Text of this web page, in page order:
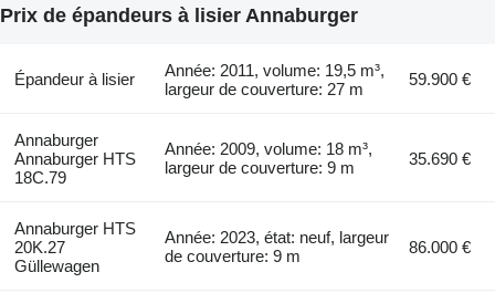
Prix de épandeurs à lisier Annaburger
Épandeur à lisier
Année: 2011, volume: 19,5 m³,
largeur de couverture: 27 m
59.900 €
Annaburger
Annaburger HTS
18C.79
Année: 2009, volume: 18 m³,
largeur de couverture: 9 m
35.690 €
Annaburger HTS
20K.27
Güllewagen
Année: 2023, état: neuf, largeur
de couverture: 9 m
86.000 €